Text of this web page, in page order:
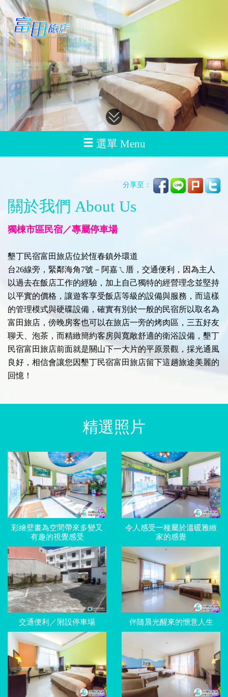
選單 Menu
分享至：
關於我們 About Us
獨棟市區民宿／專屬停車場
墾丁民宿富田旅店位於恆春鎮外環道
台26線旁，緊鄰海角7號－阿嘉ㄟ厝，交通便利，因為主人
以過去在飯店工作的經驗，加上自己獨特的經營理念並堅持
以平實的價格，讓遊客享受飯店等級的設備與服務，而這樣
的管理模式與硬碟設備，確實有別於一般的民宿所以取名為
富田旅店，傍晚房客也可以在旅店一旁的烤肉區，三五好友
聊天、泡茶，而精緻簡約客房與寬敞舒適的衛浴設備，墾丁
民宿富田旅店前面就是關山下一大片的平原景觀，採光通風
良好，相信會讓您因墾丁民宿富田旅店留下這趟旅途美麗的
回憶！
精選照片
彩繪壁畫為空間帶來多變又
有趣的視覺感受
令人感受一種屬於溫暖雅緻
家的感覺
交通便利／附設停車場 伴隨晨光醒來的愜意人生